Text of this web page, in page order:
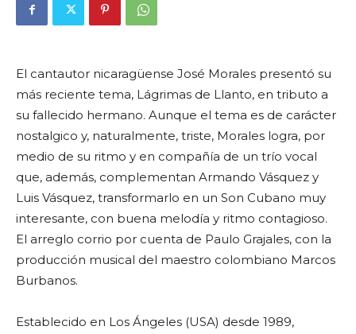
El cantautor nicaragüense José Morales presentó su
más reciente tema, Lágrimas de Llanto, en tributo a
su fallecido hermano. Aunque el tema es de carácter
nostalgico y, naturalmente, triste, Morales logra, por
medio de su ritmo y en compañía de un trío vocal
que, además, complementan Armando Vásquez y
Luis Vásquez, transformarlo en un Son Cubano muy
interesante, con buena melodía y ritmo contagioso.
El arreglo corrio por cuenta de Paulo Grajales, con la
producción musical del maestro colombiano Marcos
Burbanos.
Establecido en Los Ángeles (USA) desde 1989,